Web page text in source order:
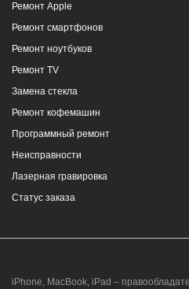
г. Новороссийск, ул.
2/4
8 (964) 914-44-74
г. Новороссийск, ул.
Ремонт Apple
Ремонт смартфонов
Ремонт ноутбуков
Ремонт TV
Замена стекла
Ремонт кофемашин
Программный ремонт
Неисправности
Лазерная гравировка
Статус заказа
iPhone, MacBook, iPad –